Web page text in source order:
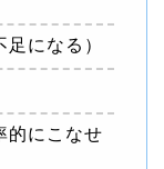
になる）
的にこなせ